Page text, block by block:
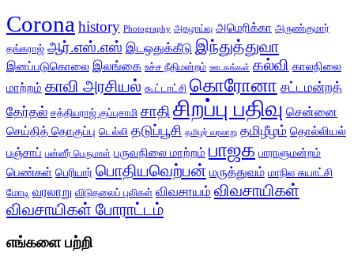
Corona history Photography அகழாய்வு அமெரிக்கா அருண்குமார்
தங்கராஜ் ஆர்.எஸ்.எஸ் இடஒதுக்கீடு இந்துத்துவா
இனப்படுகொலை இலங்கை உச்ச நீதிமன்றம் ஊடகங்கள் கல்வி காலநிலை
மாற்றம் காவி அரசியல் கூட்டாட்சி கொரோனா சட்டமன்றத்
தேர்தல் சத்தியராஜ் குப்புசாமி சாதிசிறப்பு பதிவு சென்னை
செய்தித் தொகுப்பு டெல்லி தடுப்பூசி தமிழர் வரலாறு தமிழீழம் தொல்லியல்
பஞ்சாப் பன்னீர் பெருமாள் பருவநிலை மாற்றம் பாஜக பாராளுமன்றம்
பெண்கள் பெரியார் பொதியவெற்பன் மருத்துவம் மாநில சுயாட்சி
மோடி வரலாறு விடுதலைப் புலிகள் விவசாயம் விவசாயிகள்
விவசாயிகள் போராட்டம்
எங்களை பற்றி